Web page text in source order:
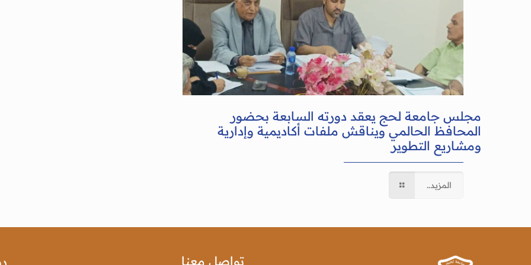
مجلس جامعة لحج يعقد دورته السابعة بحضور
المحافظ الحالمي ويناقش ملفات أكاديمية وإدارية
ومشاريع التطوير
المزيد..
تواصل معنا